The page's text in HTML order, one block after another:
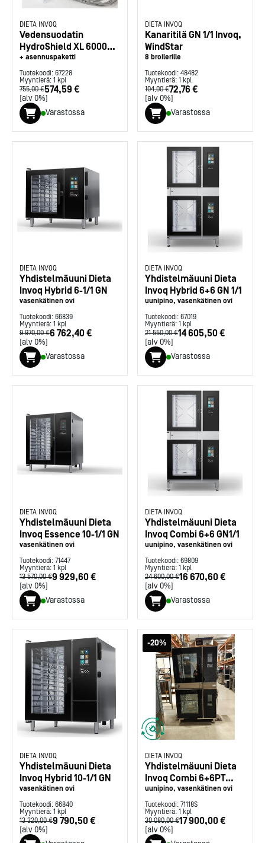
DIETA INVOQ
Vedensuodatin
HydroShield XL 6000
Invoq, WS A-2-C
+ asennuspaketti
Tuotekoodi: 67228
Myyntierä: 1 kpl
755,00 €574,59 €
[alv 0%]
Varastossa
DIETA INVOQ
Kanaritilä GN 1/1 Invoq,
WindStar
8 broilerille
Tuotekoodi: 48482
Myyntierä: 1 kpl
104,00 €72,76 €
[alv 0%]
Varastossa
DIETA INVOQ
Yhdistelmäuuni Dieta
Invoq Hybrid 6-1/1 GN
vasenkätinen ovi
Tuotekoodi: 66839
Myyntierä: 1 kpl
9 970,00 €6 762,40 €
[alv 0%]
Varastossa
DIETA INVOQ
Yhdistelmäuuni Dieta
Invoq Hybrid 6+6 GN 1/1
uunipino, vasenkätinen ovi
Tuotekoodi: 67019
Myyntierä: 1 kpl
21 550,00 €14 605,50 €
[alv 0%]
Varastossa
DIETA INVOQ
Yhdistelmäuuni Dieta
Invoq Essence 10-1/1 GN
vasenkätinen ovi
Tuotekoodi: 71447
Myyntierä: 1 kpl
13 570,00 €9 929,60 €
[alv 0%]
Varastossa
DIETA INVOQ
Yhdistelmäuuni Dieta
Invoq Combi 6+6 GN1/1
uunipino, vasenkätinen ovi
Tuotekoodi: 69809
Myyntierä: 1 kpl
24 600,00 €16 670,60 €
[alv 0%]
Varastossa
DIETA INVOQ
Yhdistelmäuuni Dieta
Invoq Hybrid 10-1/1 GN
vasenkätinen ovi
Tuotekoodi: 66840
Myyntierä: 1 kpl
13 320,00 €9 790,50 €
[alv 0%]
-20%
DIETA INVOQ
Yhdistelmäuuni Dieta
Invoq Combi 6+6PT
GN1/1
uunipino, vasenkätinen ovi
Tuotekoodi: 71118S
Myyntierä: 1 kpl
30 080,00 €17 900,00 €
[alv 0%]